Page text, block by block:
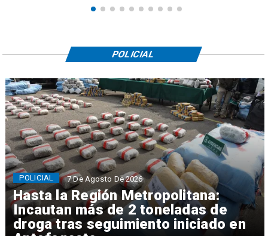
Hasta la Región Metropolitana:
Incautan más de 2 toneladas de
droga tras seguimiento iniciado en
POLICIAL 7 De Agosto De 2026
POLICIAL